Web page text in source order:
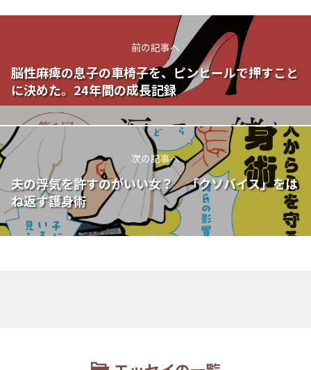
前の記事へ
脳性麻痺の息子の車椅子を、ピンヒールで押すこと
に決めた。24年間の成長記録
次の記事へ
夫の浮気を許すのがいい女？ 「クソバイス」をは
ね返す護身術